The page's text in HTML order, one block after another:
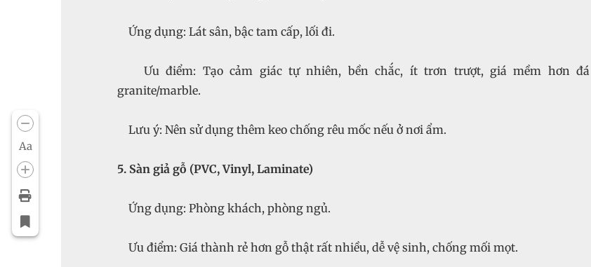
Aa
Ứng dụng: Lát sân, bậc tam cấp, lối đi.
Ưu điểm: Tạo cảm giác tự nhiên, bền chắc, ít trơn trượt, giá mềm hơn đá
granite/marble.
Lưu ý: Nên sử dụng thêm keo chống rêu mốc nếu ở nơi ẩm.
5. Sàn giả gỗ (PVC, Vinyl, Laminate)
Ứng dụng: Phòng khách, phòng ngủ.
Ưu điểm: Giá thành rẻ hơn gỗ thật rất nhiều, dễ vệ sinh, chống mối mọt.